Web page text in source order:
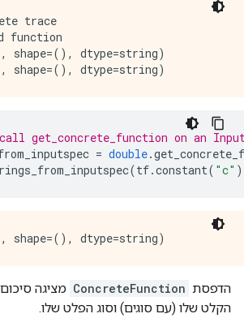
trace
function
shape=(), dtype=string)
get_concrete_function on an
= double.
(tf.constant( "c"
הדפסת ConcreteFunction מציגה
הקלט שלו (עם סוגים) וסוג הפלט שלו.